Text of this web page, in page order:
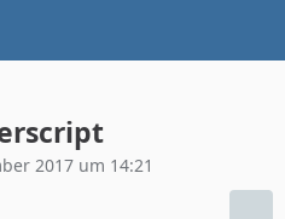
2017 um 14:21